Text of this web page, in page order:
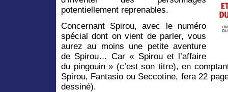
potentiellement reprenables.
Concernant Spirou, avec le numéro
spécial dont on vient de parler, vous
aurez au moins une petite aventure
de Spirou… Car « Spirou et l’affaire
du pingouin » (c’est son titre), en
Spirou, Fantasio ou Seccotine, fera 22
dessiné).